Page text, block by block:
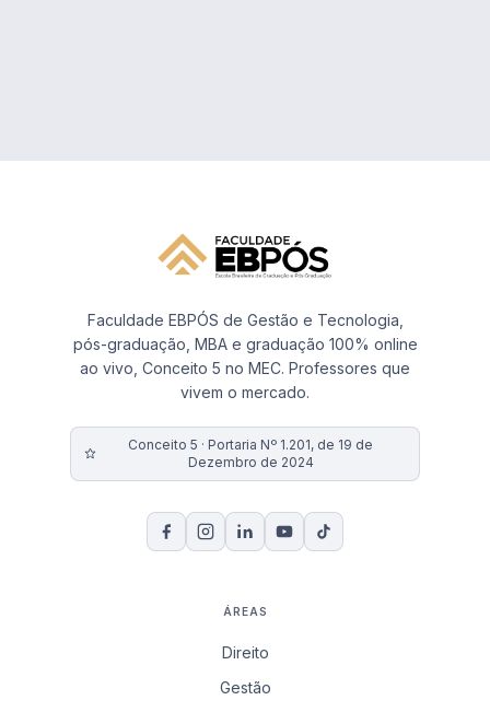
Faculdade EBPÓS de Gestão e Tecnologia,
pós-graduação, MBA e graduação 100% online
ao vivo, Conceito 5 no MEC. Professores que
vivem o mercado.
Conceito 5 · Portaria Nº 1.201, de 19 de
Dezembro de 2024
ÁREAS
Direito
Gestão